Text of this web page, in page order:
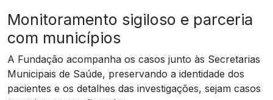
Monitoramento sigiloso e parceria
com municípios
A Fundação acompanha os casos junto às Secretarias
Municipais de Saúde, preservando a identidade dos
pacientes e os detalhes das investigações, sejam casos